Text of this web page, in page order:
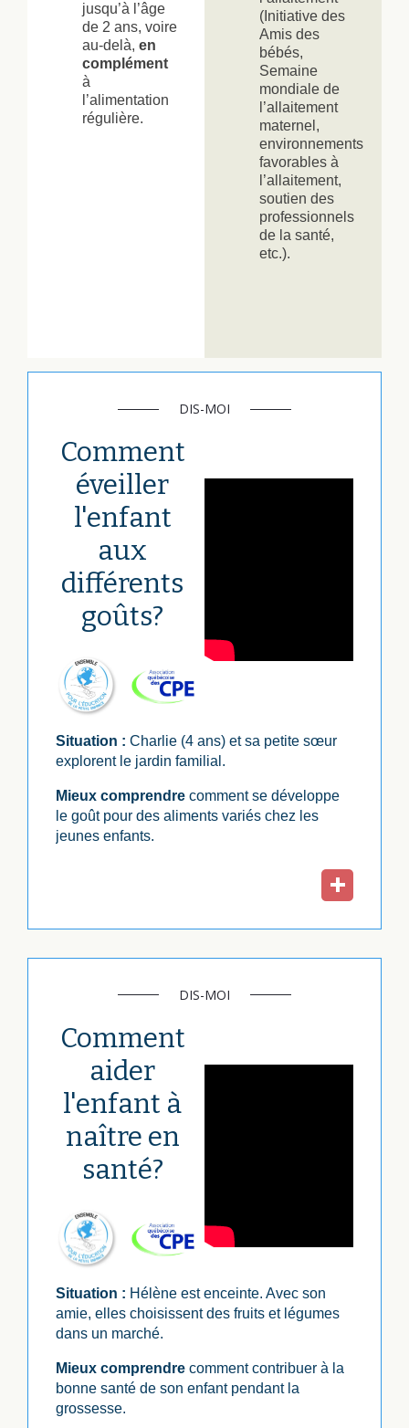
jusqu’à l’âge
de 2 ans, voire
au-delà, en
complément
à
l’alimentation
régulière.
(Initiative des
Amis des
bébés,
Semaine
mondiale de
l’allaitement
maternel,
environnements
favorables à
l’allaitement,
soutien des
professionnels
de la santé,
etc.).
DIS-MOI
Comment
éveiller
l'enfant
aux
différents
goûts?
Situation : Charlie (4 ans) et sa petite sœur
explorent le jardin familial.
Mieux comprendre comment se développe
le goût pour des aliments variés chez les
jeunes enfants.
DIS-MOI
Comment
aider
l'enfant à
naître en
santé?
Situation : Hélène est enceinte. Avec son
amie, elles choisissent des fruits et légumes
dans un marché.
Mieux comprendre comment contribuer à la
bonne santé de son enfant pendant la
grossesse.